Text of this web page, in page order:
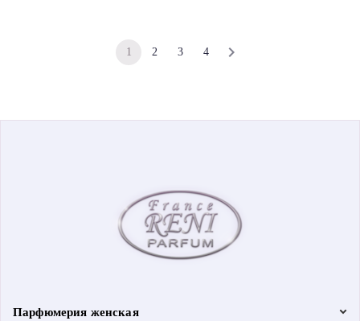
1 2 3 4
Парфюмерия женская